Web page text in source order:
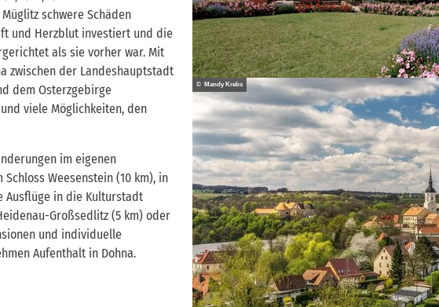
© Mandy Krebs
schwere Schäden
und Herzblut investiert und die
als sie vorher war. Mit
zwischen der Landeshauptstadt
dem Osterzgebirge
viele Möglichkeiten, den
im eigenen
Weesenstein (10 km), in
Ausflüge in die Kulturstadt
Großsedlitz (5 km) oder
und individuelle
Aufenthalt in Dohna.